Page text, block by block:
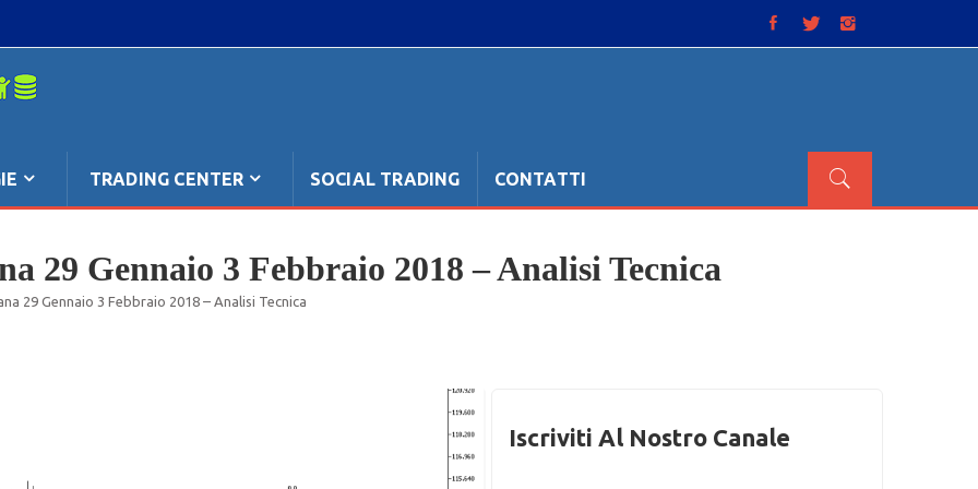
TRADING CENTER SOCIAL TRADING CONTATTI
29 Gennaio 3 Febbraio 2018 – Analisi Tecnica
29 Gennaio 3 Febbraio 2018 – Analisi Tecnica
Iscriviti Al Nostro Canale